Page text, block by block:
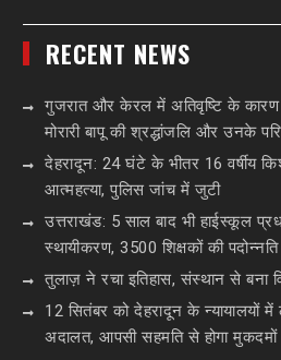
RECENT NEWS
गुजरात और केरल में अतिवृष्टि के कारण
मोरारी बापू की श्रद्धांजलि और उनके
देहरादून: 24 घंटे के भीतर 16 वर्षीय
आत्महत्या, पुलिस जांच में जुटी
उत्तराखंड: 5 साल बाद भी हाईस्कूल
स्थायीकरण, 3500 शिक्षकों की
तुलाज़ ने रचा इतिहास, संस्थान से बना
12 सितंबर को देहरादून के न्यायालयों में
अदालत, आपसी सहमति से होगा मुकदमों